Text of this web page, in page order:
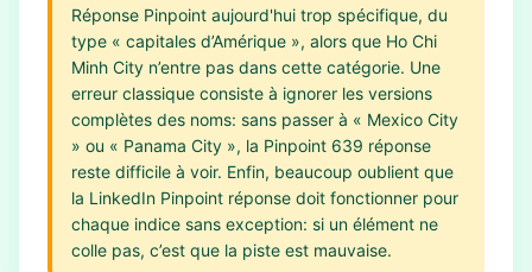
Réponse Pinpoint aujourd'hui trop spécifique, du
type « capitales d’Amérique », alors que Ho Chi
Minh City n’entre pas dans cette catégorie. Une
erreur classique consiste à ignorer les versions
complètes des noms: sans passer à « Mexico City
» ou « Panama City », la Pinpoint 639 réponse
reste difficile à voir. Enfin, beaucoup oublient que
la LinkedIn Pinpoint réponse doit fonctionner pour
chaque indice sans exception: si un élément ne
colle pas, c’est que la piste est mauvaise.